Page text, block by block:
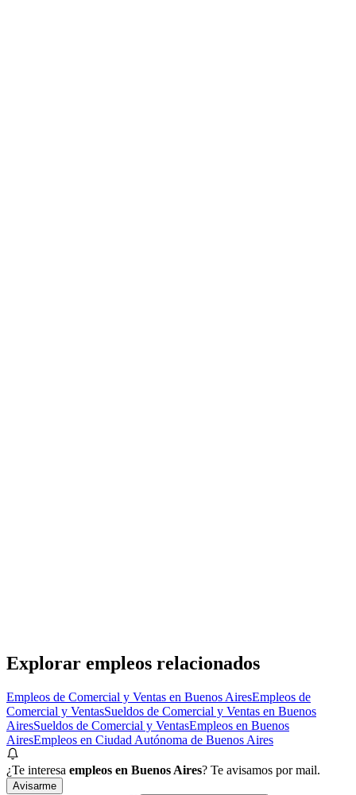
Explorar empleos relacionados
Empleos de Comercial y Ventas en Buenos AiresEmpleos de
Comercial y VentasSueldos de Comercial y Ventas en Buenos
AiresSueldos de Comercial y VentasEmpleos en Buenos
AiresEmpleos en Ciudad Autónoma de Buenos Aires
¿Te interesa empleos en Buenos Aires? Te avisamos por mail.
Avisarme